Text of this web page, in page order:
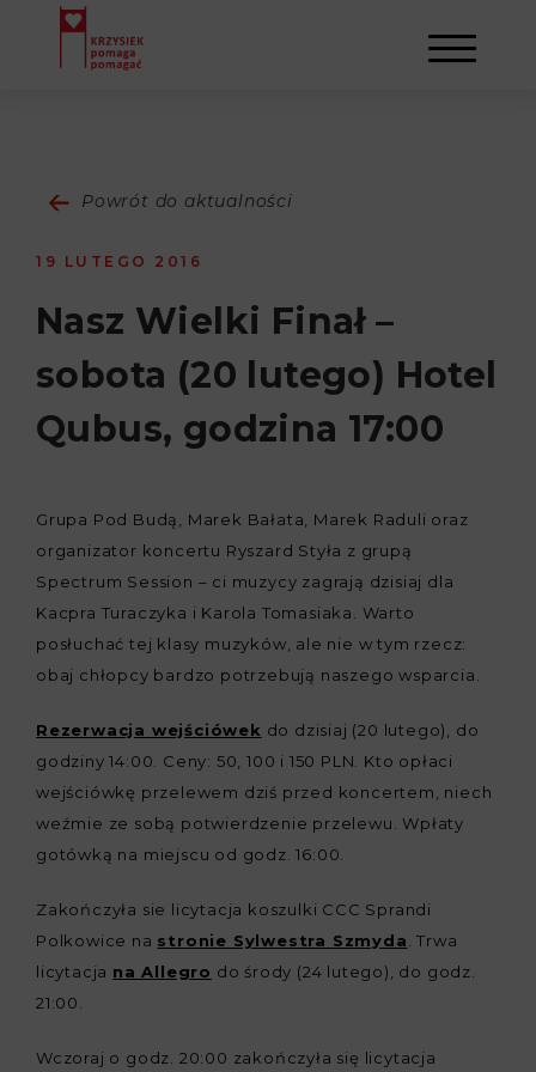
NAPISALI O NAS
GALERIA
NASI BENEFICJENCI
SULEJMAN
KONTAKT
REJESTRACJA
Powrót do aktualności
19 LUTEGO 2016
Nasz Wielki Finał –
sobota (20 lutego) Hotel
Qubus, godzina 17:00
Grupa Pod Budą, Marek Bałata, Marek Raduli oraz
organizator koncertu Ryszard Styła z grupą
Spectrum Session – ci muzycy zagrają dzisiaj dla
Kacpra Turaczyka i Karola Tomasiaka. Warto
posłuchać tej klasy muzyków, ale nie w tym rzecz:
obaj chłopcy bardzo potrzebują naszego wsparcia.
Rezerwacja wejściówek do dzisiaj (20 lutego), do
godziny 14:00. Ceny: 50, 100 i 150 PLN. Kto opłaci
wejściówkę przelewem dziś przed koncertem, niech
weźmie ze sobą potwierdzenie przelewu. Wpłaty
gotówką na miejscu od godz. 16:00.
Zakończyła sie licytacja koszulki CCC Sprandi
Polkowice na stronie Sylwestra Szmyda . Trwa
licytacja na Allegro do środy (24 lutego), do godz.
21:00.
Wczoraj o godz. 20:00 zakończyła się licytacja